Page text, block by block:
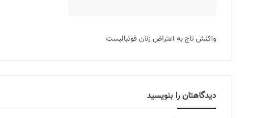
واکنش تاج به اعتراض زنان فوتبالیست
دیدگاهتان را بنویسید